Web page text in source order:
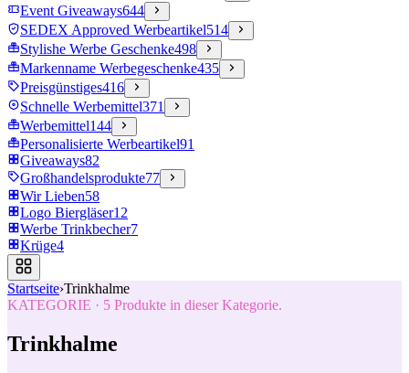
Event Giveaways644
SEDEX Approved Werbeartikel514
Stylishe Werbe Geschenke498
Markenname Werbegeschenke435
Preisgünstiges416
Schnelle Werbemittel371
Werbemittel144
Personalisierte Werbeartikel91
Giveaways82
Großhandelsprodukte77
Wir Lieben58
Logo Biergläser12
Werbe Trinkbecher7
Krüge4
Startseite›Trinkhalme
KATEGORIE · 5 Produkte in dieser Kategorie.
Trinkhalme